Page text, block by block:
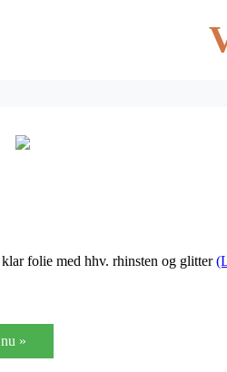
folie med hhv. rhinsten og glitter
»